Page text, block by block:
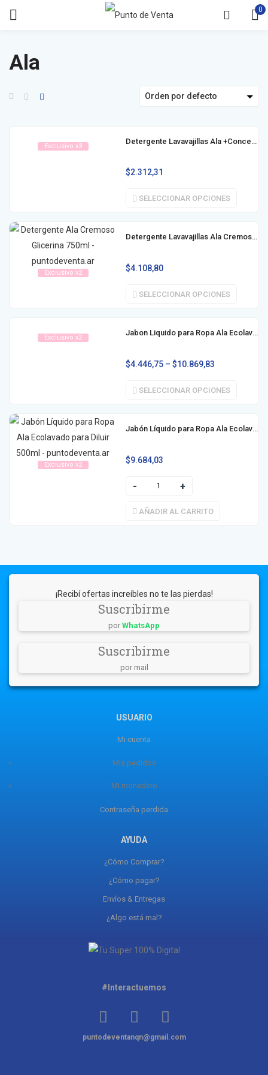
0
Ala
Orden por defecto
Exclusivo x3
Detergente Lavavajillas Ala +Concentrado 300ml
$2.312,31
SELECCIONAR OPCIONES
Exclusivo x2
Detergente Lavavajillas Ala Cremoso 750ml
$4.108,80
SELECCIONAR OPCIONES
Exclusivo x2
Jabon Liquido para Ropa Ala Ecolavado 800ml / 3l
$4.446,75– $10.869,83
SELECCIONAR OPCIONES
Exclusivo x2
Jabón Líquido para Ropa Ala Ecolavado para Diluir 500ml
$9.684,03
AÑADIR AL CARRITO
¡Recibí ofertas increíbles no te las pierdas!
Suscribirme
por WhatsApp
Suscribirme
por mail
USUARIO
Mi cuenta
Mis pedidos
Mi monedero
Contraseña perdida
AYUDA
¿Cómo Comprar?
¿Cómo pagar?
Envíos & Entregas
¿Algo está mal?
#Interactuemos
puntodeventanqn@gmail.com